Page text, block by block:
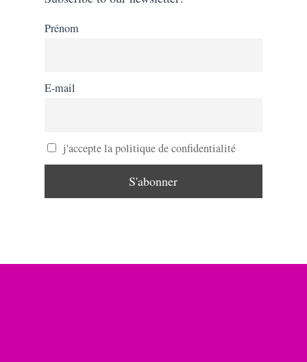
Prénom
E-mail
j'accepte la politique de confidentialité